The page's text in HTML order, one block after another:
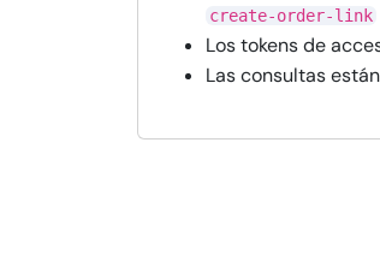
create-order-link
Los tokens de
Las consultas